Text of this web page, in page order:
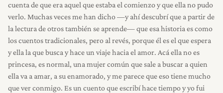
cuenta de que era aquel que estaba el comienzo y que ella no pudo
verlo. Muchas veces me han dicho —y ahí descubrí que a partir de
la lectura de otros también se aprende— que esa historia es como
los cuentos tradicionales, pero al revés, porque él es el que espera
y ella la que busca y hace un viaje hacia el amor. Acá ella no es
princesa, es normal, una mujer común que sale a buscar a quien
ella va a amar, a su enamorado, y me parece que eso tiene mucho
que ver conmigo. Es un cuento que escribí hace tiempo y yo fui